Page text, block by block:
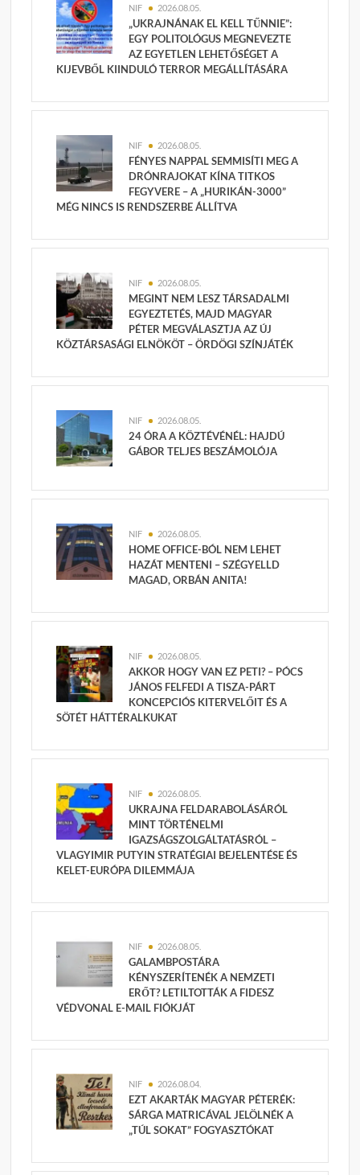
NIF 2026.08.05.
„UKRAJNÁNAK EL KELL TŰNNIE”:
EGY POLITOLÓGUS MEGNEVEZTE
AZ EGYETLEN LEHETŐSÉGET A
KIJEVBŐL KIINDULÓ TERROR MEGÁLLÍTÁSÁRA
NIF 2026.08.05.
FÉNYES NAPPAL SEMMISÍTI MEG A
DRÓNRAJOKAT KÍNA TITKOS
FEGYVERE – A „HURIKÁN-3000”
MÉG NINCS IS RENDSZERBE ÁLLÍTVA
NIF 2026.08.05.
MEGINT NEM LESZ TÁRSADALMI
EGYEZTETÉS, MAJD MAGYAR
PÉTER MEGVÁLASZTJA AZ ÚJ
KÖZTÁRSASÁGI ELNÖKÖT – ÖRDÖGI SZÍNJÁTÉK
NIF 2026.08.05.
24 ÓRA A KÖZTÉVÉNÉL: HAJDÚ
GÁBOR TELJES BESZÁMOLÓJA
NIF 2026.08.05.
HOME OFFICE-BÓL NEM LEHET
HAZÁT MENTENI – SZÉGYELLD
MAGAD, ORBÁN ANITA!
NIF 2026.08.05.
AKKOR HOGY VAN EZ PETI? – PÓCS
JÁNOS FELFEDI A TISZA-PÁRT
KONCEPCIÓS KITERVELŐIT ÉS A
SÖTÉT HÁTTÉRALKUKAT
NIF 2026.08.05.
UKRAJNA FELDARABOLÁSÁRÓL
MINT TÖRTÉNELMI
IGAZSÁGSZOLGÁLTATÁSRÓL –
VLAGYIMIR PUTYIN STRATÉGIAI BEJELENTÉSE ÉS
KELET-EURÓPA DILEMMÁJA
NIF 2026.08.05.
GALAMBPOSTÁRA
KÉNYSZERÍTENÉK A NEMZETI
ERŐT? LETILTOTTÁK A FIDESZ
VÉDVONAL E-MAIL FIÓKJÁT
NIF 2026.08.04.
EZT AKARTÁK MAGYAR PÉTERÉK:
SÁRGA MATRICÁVAL JELÖLNÉK A
„TÚL SOKAT” FOGYASZTÓKAT